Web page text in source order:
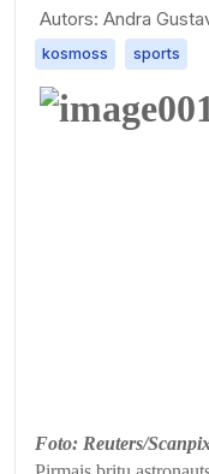
Autors: Andra
kosmoss sports
Foto: Reuters/